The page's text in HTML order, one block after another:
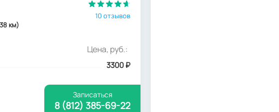
км)
10 отзывов
Цена, руб.:
3300₽
Записаться
8 (812) 385-69-22